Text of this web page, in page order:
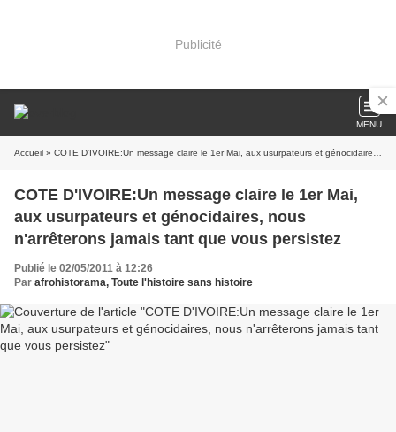
Publicité
MENU
Accueil » COTE D'IVOIRE:Un message claire le 1er Mai, aux usurpateurs et génocidaires, nous n'arrêterons jamais tant que vous persistez
COTE D'IVOIRE:Un message claire le 1er Mai,
aux usurpateurs et génocidaires, nous
n'arrêterons jamais tant que vous persistez
Publié le 02/05/2011 à 12:26
Par afrohistorama, Toute l'histoire sans histoire